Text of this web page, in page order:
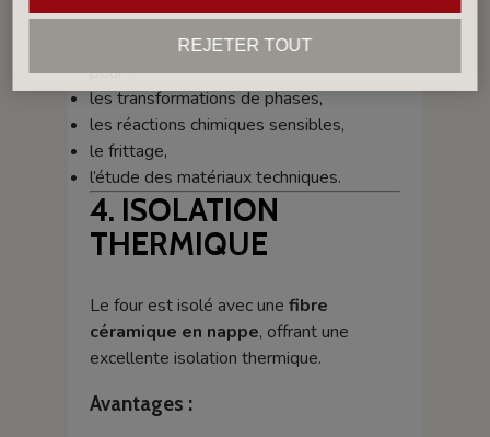
Ce niveau de précision est indispensable
pour :
les transformations de phases,
les réactions chimiques sensibles,
le frittage,
l’étude des matériaux techniques.
4. ISOLATION
THERMIQUE
Le four est isolé avec une fibre
céramique en nappe, offrant une
excellente isolation thermique.
Avantages :
REJETER TOUT